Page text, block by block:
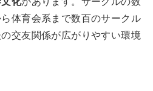
体育会系まで数百のサークル
交友関係が広がりやすい環境